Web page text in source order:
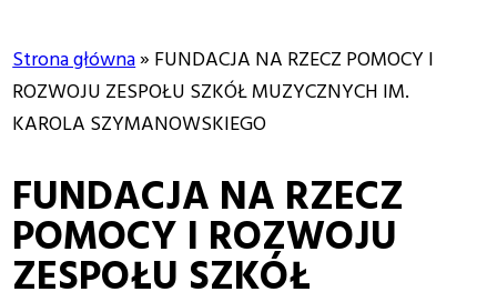
Ścieżka
nawigacyjna
Strona główna
FUNDACJA NA RZECZ POMOCY I
ROZWOJU ZESPOŁU SZKÓŁ MUZYCZNYCH IM.
KAROLA SZYMANOWSKIEGO
FUNDACJA NA RZECZ
POMOCY I ROZWOJU
ZESPOŁU SZKÓŁ